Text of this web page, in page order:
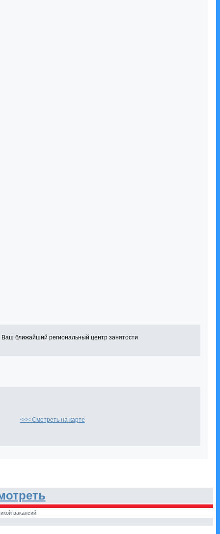
ближайший региональный центр занятости
<<< Смотреть на карте
вакансий